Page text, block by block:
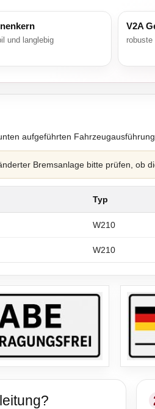
und langlebig
V2A
robuste
aufgeführten
Bremsanlage bitte prüfen, ob
Typ
W210
W210